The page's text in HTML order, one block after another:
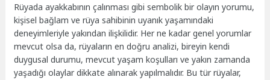
Rüyada ayakkabının çalınması gibi sembolik bir olayın yorumu,
kişisel bağlam ve rüya sahibinin uyanık yaşamındaki
deneyimleriyle yakından ilişkilidir. Her ne kadar genel yorumlar
mevcut olsa da, rüyaların en doğru analizi, bireyin kendi
duygusal durumu, mevcut yaşam koşulları ve yakın zamanda
yaşadığı olaylar dikkate alınarak yapılmalıdır. Bu tür rüyalar,